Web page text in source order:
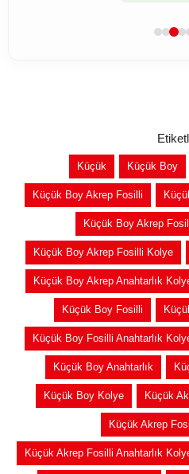
Küçük Küçük Boy
Küçük Boy Akrep Fosilli
Küçük Boy Akrep
Küçük Boy Akrep Fosilli Kolye
Küçük Boy Akrep Anahtarlık
Küçük Boy Fosilli
Küçük Boy Fosilli Anahtarlık
Küçük Boy Anahtarlık
Küçük Boy Kolye Küçük
Küçük Akrep
Küçük Akrep Fosilli Anahtarlık